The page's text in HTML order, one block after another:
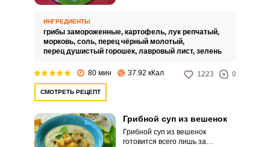
дополняется небольшим
количеством картофеля, лука и
моркови.
ИНГРЕДИЕНТЫ
грибы замороженные, картофель, лук репчатый,
морковь, соль, перец чёрный молотый,
перец душистый горошек, лавровый лист, зелень
80 мин 37.92 кКал 1223 0
СМОТРЕТЬ РЕЦЕПТ
Грибной суп из вешенок
Грибной суп из вешенок
готовится всего лишь за